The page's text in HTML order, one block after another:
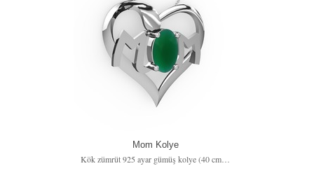
Mom Kolye
Kök zümrüt 925 ayar gümüş kolye (40 cm gümüş rolo zincir)